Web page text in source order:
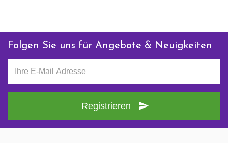
Folgen Sie uns für Angebote & Neuigkeiten
Registrieren